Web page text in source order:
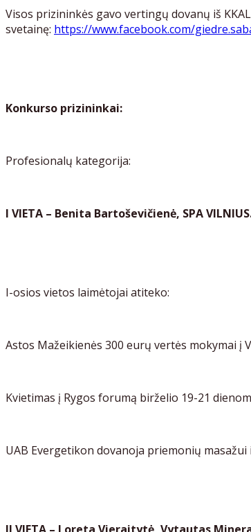
Visos prizininkės gavo vertingų dovanų iš
svetainę: https://www.facebook.com/
Konkurso prizininkai:
Profesionalų kategorija:
I VIETA – Benita Bartoševičienė, SPA
I-osios vietos laimėtojai atiteko:
Astos Mažeikienės 300 eurų vertės mokymai į
Kvietimas į Rygos forumą birželio 19-21
UAB Evergetikon dovanoja priemonių
II VIETA – Loreta Vieraitytė, Vytautas